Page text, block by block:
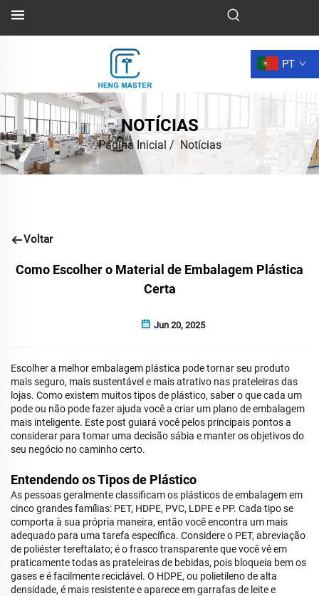
PT
NOTÍCIAS
Página Inicial / Notícias
Voltar
Como Escolher o Material de Embalagem Plástica
Certa
Jun 20, 2025
Escolher a melhor embalagem plástica pode tornar seu produto
mais seguro, mais sustentável e mais atrativo nas prateleiras das
lojas. Como existem muitos tipos de plástico, saber o que cada um
pode ou não pode fazer ajuda você a criar um plano de embalagem
mais inteligente. Este post guiará você pelos principais pontos a
considerar para tomar uma decisão sábia e manter os objetivos do
seu negócio no caminho certo.
Entendendo os Tipos de Plástico
As pessoas geralmente classificam os plásticos de embalagem em
cinco grandes famílias: PET, HDPE, PVC, LDPE e PP. Cada tipo se
comporta à sua própria maneira, então você encontra um mais
adequado para uma tarefa específica. Considere o PET, abreviação
de poliéster tereftalato; é o frasco transparente que você vê em
praticamente todas as prateleiras de bebidas, pois bloqueia bem os
gases e é facilmente reciclável. O HDPE, ou polietileno de alta
densidade, é mais resistente e aparece em garrafas de leite e